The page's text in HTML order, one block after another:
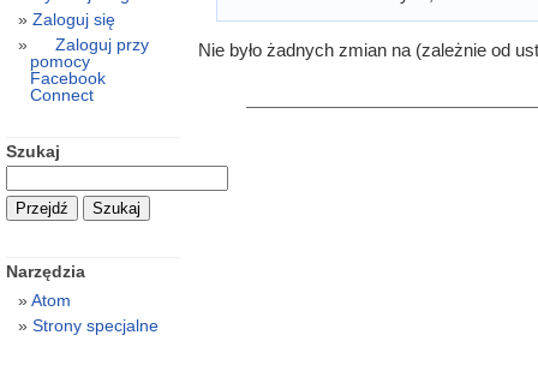
Nie było żadnych zmian na (zależnie od
Zaloguj się
Zaloguj przy
pomocy
Facebook
Connect
Szukaj
Narzędzia
Atom
Strony specjalne